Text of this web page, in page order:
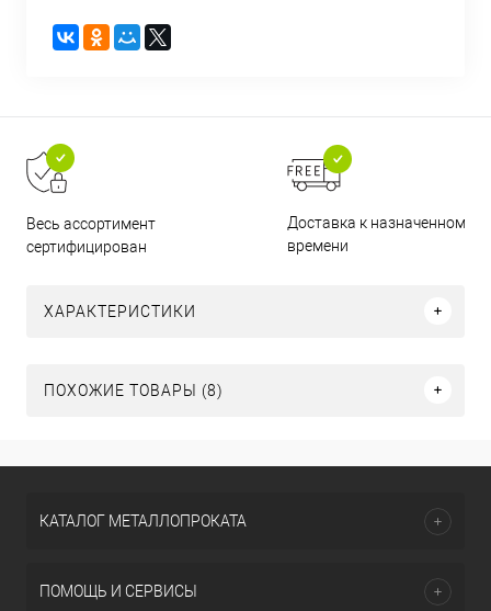
Весь ассортимент
сертифицирован
Доставка к назначенному
времени
ХАРАКТЕРИСТИКИ
ПОХОЖИЕ ТОВАРЫ (8)
КАТАЛОГ МЕТАЛЛОПРОКАТА
ПОМОЩЬ И СЕРВИСЫ